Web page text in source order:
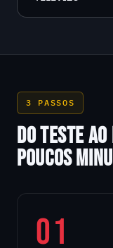
3 PASSOS
DO TESTE
POUCOS
01